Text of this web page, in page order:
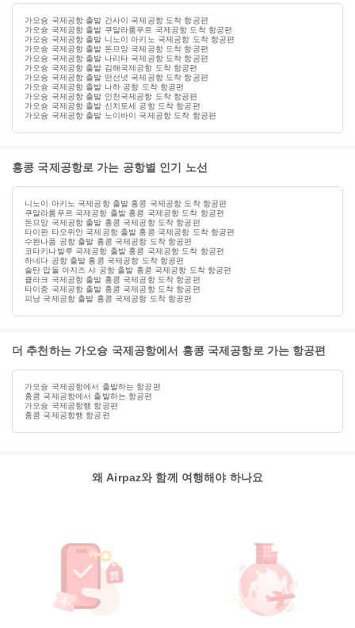
가오슝 국제공항 출발 간사이 국제공항 도착 항공편
가오슝 국제공항 출발 쿠알라룸푸르 국제공항 도착 항공편
가오슝 국제공항 출발 니노이 아키노 국제공항 도착 항공편
가오슝 국제공항 출발 돈므앙 국제공항 도착 항공편
가오슝 국제공항 출발 나리타 국제공항 도착 항공편
가오슝 국제공항 출발 김해국제공항 도착 항공편
가오슝 국제공항 출발 떤선녓 국제공항 도착 항공편
가오슝 국제공항 출발 나하 공항 도착 항공편
가오슝 국제공항 출발 인천국제공항 도착 항공편
가오슝 국제공항 출발 신치토세 공항 도착 항공편
가오슝 국제공항 출발 노이바이 국제공항 도착 항공편
홍콩 국제공항로 가는 공항별 인기 노선
니노이 아키노 국제공항 출발 홍콩 국제공항 도착 항공편
쿠알라룸푸르 국제공항 출발 홍콩 국제공항 도착 항공편
돈므앙 국제공항 출발 홍콩 국제공항 도착 항공편
타이완 타오위안 국제공항 출발 홍콩 국제공항 도착 항공편
수완나품 공항 출발 홍콩 국제공항 도착 항공편
코타키나발루 국제공항 출발 홍콩 국제공항 도착 항공편
하네다 공항 출발 홍콩 국제공항 도착 항공편
술탄 압둘 아지즈 샤 공항 출발 홍콩 국제공항 도착 항공편
클라크 국제공항 출발 홍콩 국제공항 도착 항공편
타이중 국제공항 출발 홍콩 국제공항 도착 항공편
피낭 국제공항 출발 홍콩 국제공항 도착 항공편
더 추천하는 가오슝 국제공항에서 홍콩 국제공항로 가는 항공편
가오슝 국제공항에서 출발하는 항공편
홍콩 국제공항에서 출발하는 항공편
가오슝 국제공항행 항공편
홍콩 국제공항행 항공편
왜 Airpaz와 함께 여행해야 하나요